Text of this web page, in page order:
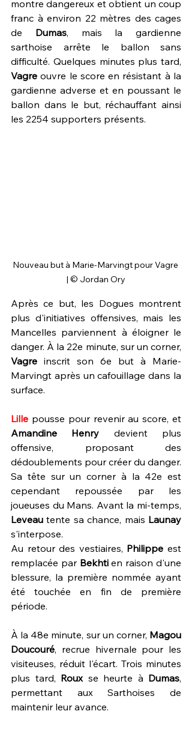
montre dangereux et obtient un coup
franc à environ 22 mètres des cages
de Dumas, mais la gardienne
sarthoise arrête le ballon sans
Vagre ouvre le score en résistant à la
gardienne adverse et en poussant le
ballon dans le but, réchauffant ainsi
les 2254 supporters présents.
Nouveau but à Marie-Marvingt pour Vagre
| © Jordan Ory
Après ce but, les Dogues montrent
plus d'initiatives offensives, mais les
Mancelles parviennent à éloigner le
Vagre inscrit son 6e but à Marie-
Marvingt après un cafouillage dans la
surface.
Lille
Amandine Henry devient plus
offensive, proposant des
dédoublements pour créer du danger.
Sa tête sur un corner à la 42e est
cependant repoussée par les
Leveau tente sa chance, mais
s'interpose.
Au retour des vestiaires, Philippe est
remplacée par Bekhti en raison d'une
blessure, la première nommée ayant
été touchée en fin de première
période.
À la 48e minute, sur un corner, Magou
Doucouré, recrue hivernale pour les
visiteuses, réduit l'écart. Trois minutes
plus tard, Roux se heurte à Dumas,
permettant aux Sarthoises de
maintenir leur avance.